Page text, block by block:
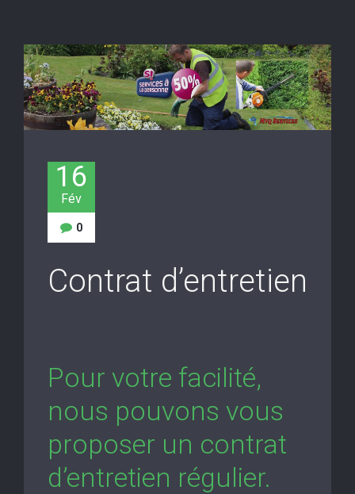
16
Fév
0
Contrat d’entretien
Pour votre facilité,
nous pouvons vous
proposer un contrat
d’entretien régulier.